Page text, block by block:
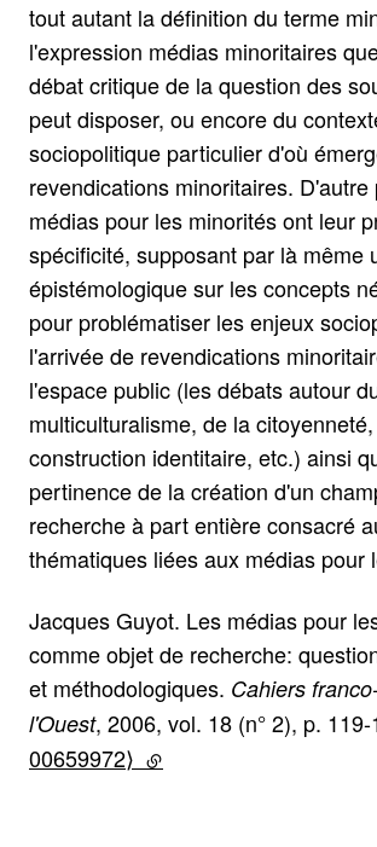
tout autant la définition du terme
l'expression médias minoritaires
débat critique de la question des
peut disposer, ou encore du
sociopolitique particulier d'où
revendications minoritaires.
médias pour les minorités ont leur
spécificité, supposant par là même
épistémologique sur les concepts
pour problématiser les enjeux
l'arrivée de revendications
l'espace public (les débats autour
multiculturalisme, de la
construction identitaire, etc.) ainsi
pertinence de la création d'un
recherche à part entière consacré
thématiques liées aux médias pour
Jacques Guyot. Les médias pour
comme objet de recherche:
et méthodologiques. Cahiers
l'Ouest, 2006, vol. 18 (n° 2), p. 119-
00659972⟩ (lien externe)